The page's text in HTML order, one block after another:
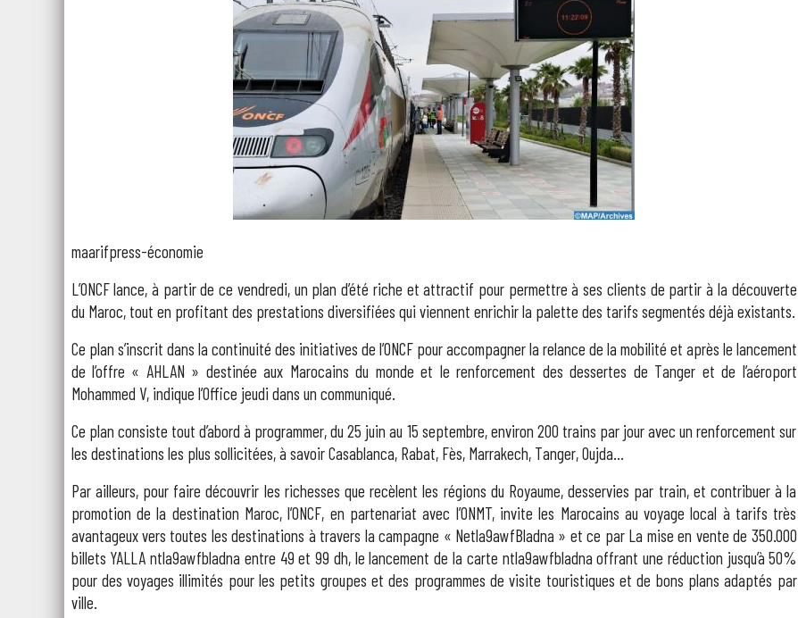
maarifpress-économie
L’ONCF lance, à partir de ce vendredi, un plan d’été riche et attractif pour permettre à ses clients de partir à la découverte
du Maroc, tout en profitant des prestations diversifiées qui viennent enrichir la palette des tarifs segmentés déjà existants.
Ce plan s’inscrit dans la continuité des initiatives de l’ONCF pour accompagner la relance de la mobilité et après le lancement
de l’offre « AHLAN » destinée aux Marocains du monde et le renforcement des dessertes de Tanger et de l’aéroport
Mohammed V, indique l’Office jeudi dans un communiqué.
Ce plan consiste tout d’abord à programmer, du 25 juin au 15 septembre, environ 200 trains par jour avec un renforcement sur
les destinations les plus sollicitées, à savoir Casablanca, Rabat, Fès, Marrakech, Tanger, Oujda…
Par ailleurs, pour faire découvrir les richesses que recèlent les régions du Royaume, desservies par train, et contribuer à la
promotion de la destination Maroc, l’ONCF, en partenariat avec l’ONMT, invite les Marocains au voyage local à tarifs très
avantageux vers toutes les destinations à travers la campagne « Netla9awfBladna » et ce par La mise en vente de 350.000
billets YALLA ntla9awfbladna entre 49 et 99 dh, le lancement de la carte ntla9awfbladna offrant une réduction jusqu’à 50%
pour des voyages illimités pour les petits groupes et des programmes de visite touristiques et de bons plans adaptés par
ville.